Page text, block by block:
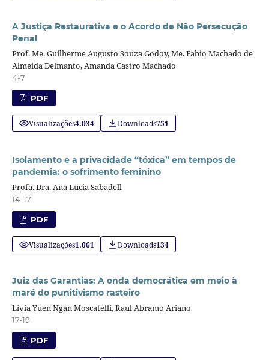
A Justiça Restaurativa e o Acordo de Não Persecução
Penal
Prof. Me. Guilherme Augusto Souza Godoy, Me. Fabio Machado de
Almeida Delmanto, Amanda Castro Machado
4-7
PDF
Visualizações4.034 Downloads751
Isolamento e a privacidade “tóxica” em tempos de
pandemia: o sofrimento feminino
Profa. Dra. Ana Lucia Sabadell
14-17
PDF
Visualizações1.061 Downloads134
Juiz das Garantias: A onda democrática em meio à
maré do punitivismo rasteiro
Lívia Yuen Ngan Moscatelli, Raul Abramo Ariano
17-19
PDF